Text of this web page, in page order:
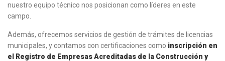
nuestro equipo técnico nos posicionan como líderes en este
campo.
Además, ofrecemos servicios de gestión de trámites de licencias
municipales, y contamos con certificaciones como inscripción en
el Registro de Empresas Acreditadas de la Construcción y